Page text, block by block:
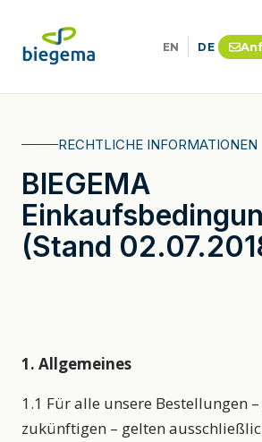
EN DE
RECHTLICHE INFORMATIONEN
BIEGEMA
(Stand
1. Allgemeines
1.1 Für alle unsere Bestellungen
zukünftigen – gelten